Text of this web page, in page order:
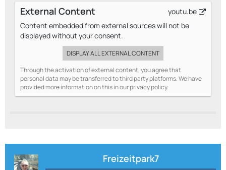
External Content
youtu.be
Content embedded from external sources will not be
displayed without your consent.
DISPLAY ALL EXTERNAL CONTENT
Through the activation of external content, you agree that
personal data may be transferred to third party platforms. We have
provided more information on this in our privacy policy.
Freizeitpark7